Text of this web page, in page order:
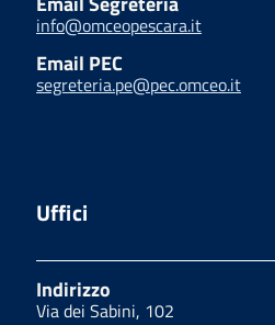
info@omceopescara.it
Email PEC
segreteria.pe@pec.omceo.it
Uffici
Indirizzo
Via dei Sabini, 102